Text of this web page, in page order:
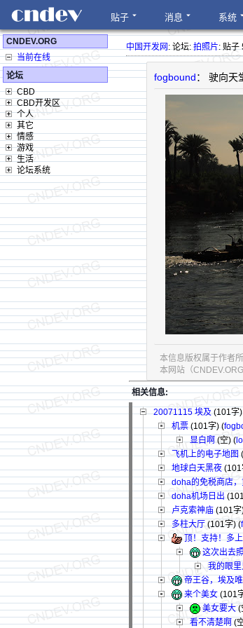
贴子 消息 系统
CNDEV.ORG
当前在线
论坛
CBD
CBD开发区
个人
其它
情感
游戏
生活
论坛系统
中国开发网: 论坛:拍照片: 贴子
fogbound： 驶向天
本信息版权属于作者
本网站（
相关信息:
20071115 埃及 (101字)
机票 (101字)(
显白啊(空) (
飞机上的电子地图
地球白天黑夜 (101
doha的免税商店
doha机场日出
卢克索神庙 (101字
多柱大厅 (101字)(
顶！支持！多
这次出去
我的眼
帝王谷，埃及
来个美女 (101
美女要大(
看不清楚啊(